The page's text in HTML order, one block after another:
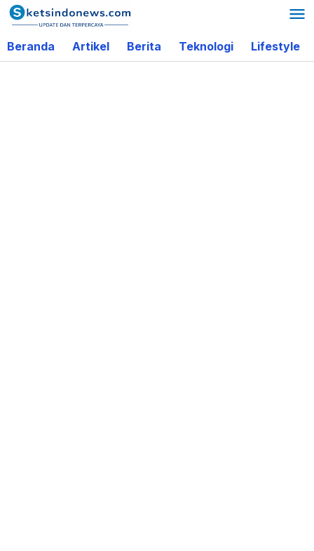
Lewati
ke
konten
Beranda Artikel Berita Teknologi Lifestyle